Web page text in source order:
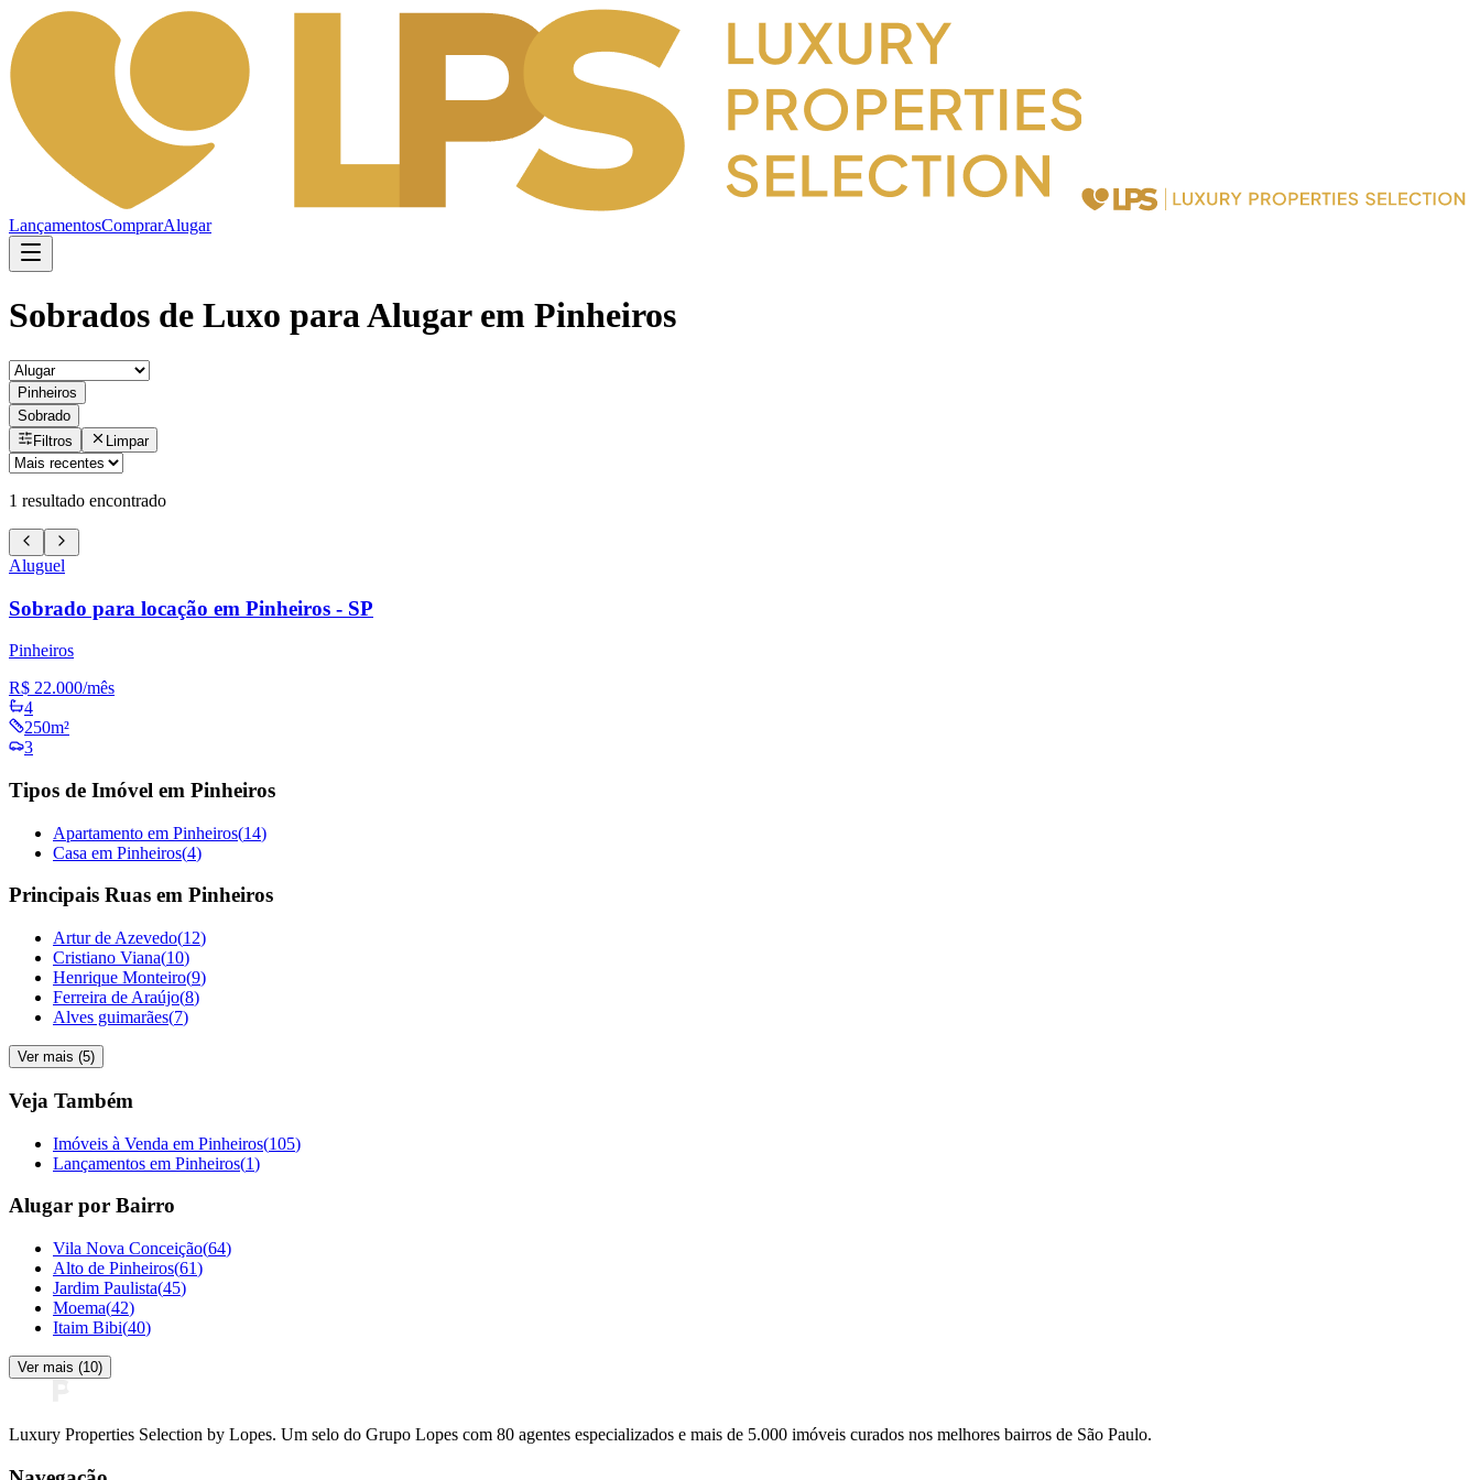
LançamentosComprarAlugar
Sobrados de Luxo para Alugar em Pinheiros
Pinheiros
Sobrado
Filtros
Limpar
1 resultado encontrado
Aluguel
Sobrado para locação em Pinheiros - SP
Pinheiros
R$ 22.000/mês
4
250m²
3
Tipos de Imóvel em Pinheiros
Apartamento em Pinheiros(14)
Casa em Pinheiros(4)
Principais Ruas em Pinheiros
Artur de Azevedo(12)
Cristiano Viana(10)
Henrique Monteiro(9)
Ferreira de Araújo(8)
Alves guimarães(7)
Ver mais (5)
Veja Também
Imóveis à Venda em Pinheiros(105)
Lançamentos em Pinheiros(1)
Alugar por Bairro
Vila Nova Conceição(64)
Alto de Pinheiros(61)
Jardim Paulista(45)
Moema(42)
Itaim Bibi(40)
Ver mais (10)
Luxury Properties Selection by Lopes. Um selo do Grupo Lopes com 80 agentes especializados e mais de 5.000 imóveis curados nos melhores bairros de São Paulo.